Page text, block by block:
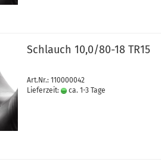
Schlauch 10,0/80-18 TR15
Art.Nr.: 110000042
Lieferzeit:
ca. 1-3 Tage